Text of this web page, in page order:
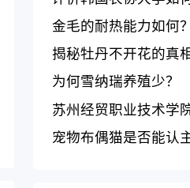
金毛的耐热能力如何？
揭秘牡丹不开花的真
为何雪纳瑞养殖少？
苏州经贸职业技术学
校园环境优美
宠物布偶猫是否能认